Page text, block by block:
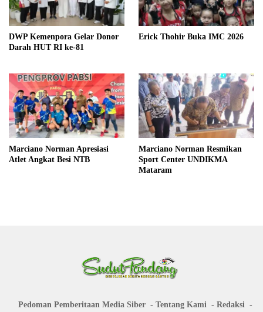
DWP Kemenpora Gelar Donor
Darah HUT RI ke-81
Erick Thohir Buka IMC 2026
Marciano Norman Apresiasi
Atlet Angkat Besi NTB
Marciano Norman Resmikan
Sport Center UNDIKMA
Mataram
Pedoman Pemberitaan Media Siber Tentang Kami Redaksi